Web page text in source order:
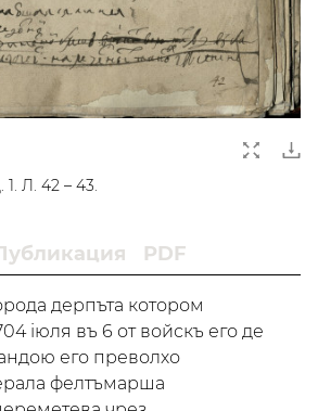
2
Л. 42 – 43.
PDF
дерпъта котором
iюля въ 6 от войскъ его де
его преволхо
фелтъмарша